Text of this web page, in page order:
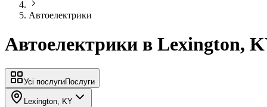
Автоелектрики
Автоелектрики в Lexington,
Усі послугиПослуги
Lexington, KY